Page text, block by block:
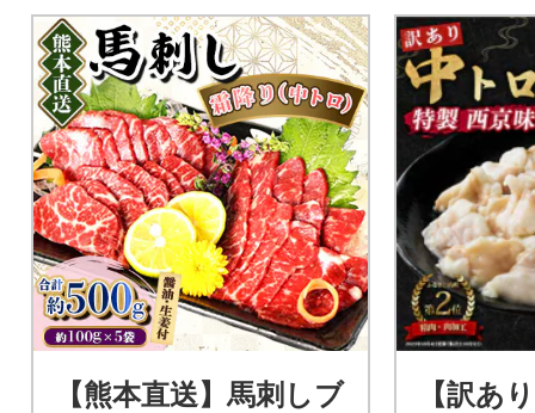
【熊本直送】馬刺しブ
【訳あ